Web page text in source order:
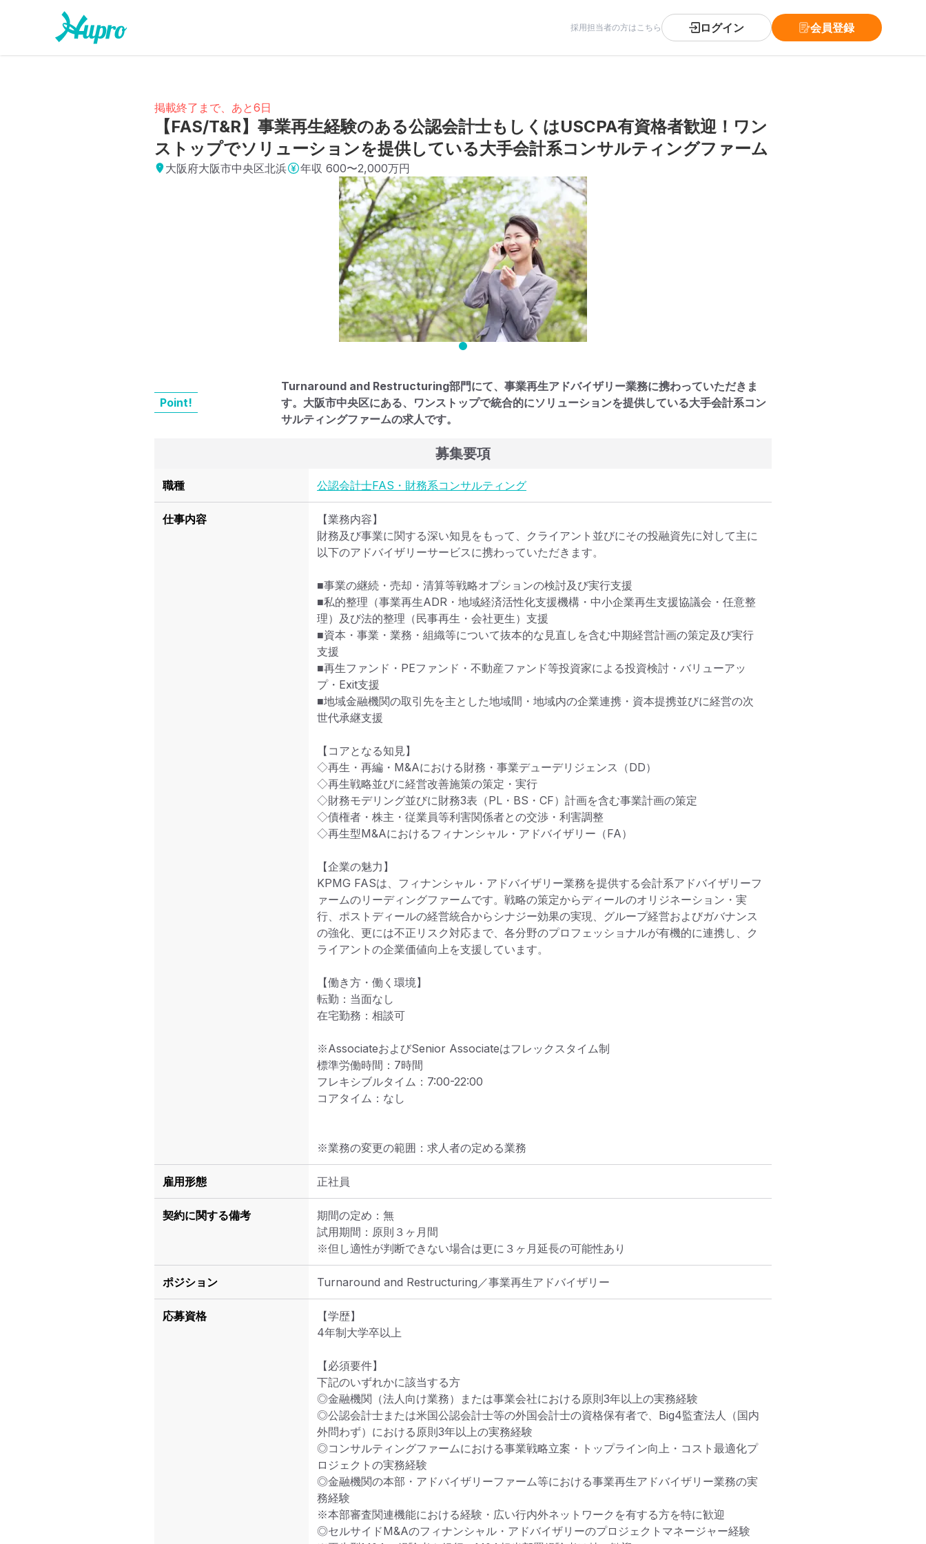
採用担当者の方はこちら ログイン 会員登録
掲載終了まで、あと6日
【FAS/T&R】事業再生経験のある公認会計士もしくはUSCPA有資格者歓迎！ワン
ストップでソリューションを提供している大手会計系コンサルティングファーム
大阪府大阪市中央区北浜 年収 600〜2,000万円
Point!
Turnaround and Restructuring部門にて、事業再生アドバイザリー業務に携わっていただきま
す。大阪市中央区にある、ワンストップで統合的にソリューションを提供している大手会計系コン
サルティングファームの求人です。
募集要項
職種 公認会計士FAS・財務系コンサルティング
仕事内容
【業務内容】
財務及び事業に関する深い知見をもって、クライアント並びにその投融資先に対して主に
以下のアドバイザリーサービスに携わっていただきます。
■事業の継続・売却・清算等戦略オプションの検討及び実行支援
■私的整理（事業再生ADR・地域経済活性化支援機構・中小企業再生支援協議会・任意整
理）及び法的整理（民事再生・会社更生）支援
■資本・事業・業務・組織等について抜本的な見直しを含む中期経営計画の策定及び実行
支援
■再生ファンド・PEファンド・不動産ファンド等投資家による投資検討・バリューアッ
プ・Exit支援
■地域金融機関の取引先を主とした地域間・地域内の企業連携・資本提携並びに経営の次
世代承継支援
【コアとなる知見】
◇再生・再編・M&Aにおける財務・事業デューデリジェンス（DD）
◇再生戦略並びに経営改善施策の策定・実行
◇財務モデリング並びに財務3表（PL・BS・CF）計画を含む事業計画の策定
◇債権者・株主・従業員等利害関係者との交渉・利害調整
◇再生型M&Aにおけるフィナンシャル・アドバイザリー（FA）
【企業の魅力】
KPMG FASは、フィナンシャル・アドバイザリー業務を提供する会計系アドバイザリーフ
ァームのリーディングファームです。戦略の策定からディールのオリジネーション・実
行、ポストディールの経営統合からシナジー効果の実現、グループ経営およびガバナンス
の強化、更には不正リスク対応まで、各分野のプロフェッショナルが有機的に連携し、ク
ライアントの企業価値向上を支援しています。
【働き方・働く環境】
転勤：当面なし
在宅勤務：相談可
※AssociateおよびSenior Associateはフレックスタイム制
標準労働時間：7時間
フレキシブルタイム：7:00-22:00
コアタイム：なし
※業務の変更の範囲：求人者の定める業務
雇用形態 正社員
契約に関する備考
期間の定め：無
試用期間：原則３ヶ月間
※但し適性が判断できない場合は更に３ヶ月延長の可能性あり
ポジション Turnaround and Restructuring／事業再生アドバイザリー
応募資格
【学歴】
4年制大学卒以上
【必須要件】
下記のいずれかに該当する方
◎金融機関（法人向け業務）または事業会社における原則3年以上の実務経験
◎公認会計士または米国公認会計士等の外国会計士の資格保有者で、Big4監査法人（国内
外問わず）における原則3年以上の実務経験
◎コンサルティングファームにおける事業戦略立案・トップライン向上・コスト最適化プ
ロジェクトの実務経験
◎金融機関の本部・アドバイザリーファーム等における事業再生アドバイザリー業務の実
務経験
※本部審査関連機能における経験・広い行内外ネットワークを有する方を特に歓迎
◎セルサイドM&Aのフィナンシャル・アドバイザリーのプロジェクトマネージャー経験